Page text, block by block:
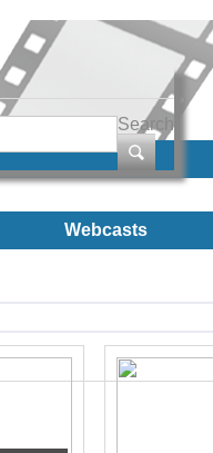
Search
Webcasts